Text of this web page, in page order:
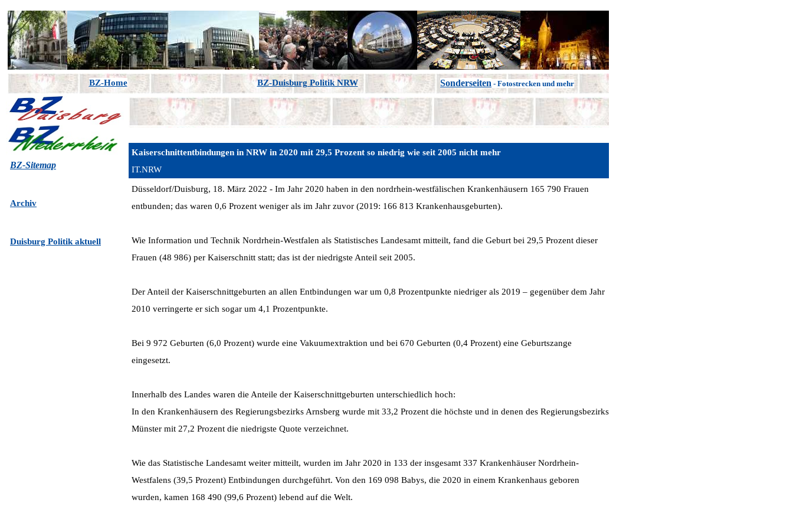
BZ-Home BZ-Duisburg Politik NRW Sonderseiten - Fotostrecken und mehr
BZ-Sitemap
Archiv
Duisburg Politik aktuell
Kaiserschnittentbindungen in NRW in 2020 mit 29,5 Prozent so niedrig wie seit 2005 nicht mehr
IT.NRW
Düsseldorf/Duisburg, 18. März 2022 - Im Jahr 2020 haben in den nordrhein-westfälischen Krankenhäusern 165 790 Frauen
entbunden; das waren 0,6 Prozent weniger als im Jahr zuvor (2019: 166 813 Krankenhausgeburten).
Wie Information und Technik Nordrhein-Westfalen als Statistisches Landesamt mitteilt, fand die Geburt bei 29,5 Prozent dieser
Frauen (48 986) per Kaiserschnitt statt; das ist der niedrigste Anteil seit 2005.
Der Anteil der Kaiserschnittgeburten an allen Entbindungen war um 0,8 Prozentpunkte niedriger als 2019 – gegenüber dem Jahr
2010 verringerte er sich sogar um 4,1 Prozentpunkte.
Bei 9 972 Geburten (6,0 Prozent) wurde eine Vakuumextraktion und bei 670 Geburten (0,4 Prozent) eine Geburtszange
eingesetzt.
Innerhalb des Landes waren die Anteile der Kaiserschnittgeburten unterschiedlich hoch:
In den Krankenhäusern des Regierungsbezirks Arnsberg wurde mit 33,2 Prozent die höchste und in denen des Regierungsbezirks
Münster mit 27,2 Prozent die niedrigste Quote verzeichnet.
Wie das Statistische Landesamt weiter mitteilt, wurden im Jahr 2020 in 133 der insgesamt 337 Krankenhäuser Nordrhein-
Westfalens (39,5 Prozent) Entbindungen durchgeführt. Von den 169 098 Babys, die 2020 in einem Krankenhaus geboren
wurden, kamen 168 490 (99,6 Prozent) lebend auf die Welt.